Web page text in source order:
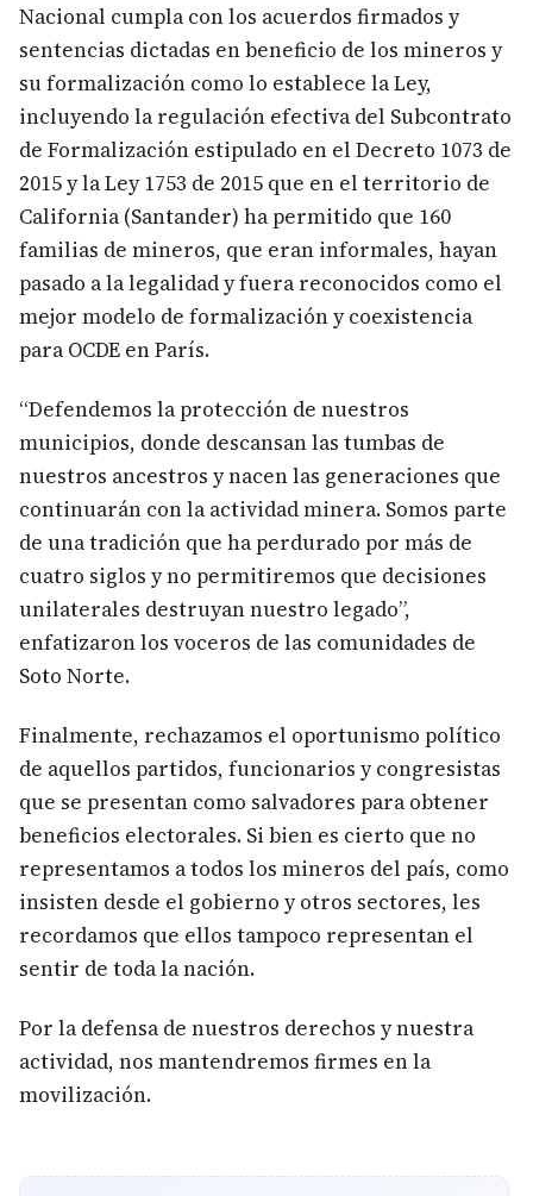
Nacional cumpla con los acuerdos firmados y
sentencias dictadas en beneficio de los mineros y
su formalización como lo establece la Ley,
incluyendo la regulación efectiva del Subcontrato
de Formalización estipulado en el Decreto 1073 de
2015 y la Ley 1753 de 2015 que en el territorio de
California (Santander) ha permitido que 160
familias de mineros, que eran informales, hayan
pasado a la legalidad y fuera reconocidos como el
mejor modelo de formalización y coexistencia
para OCDE en París.
“Defendemos la protección de nuestros
municipios, donde descansan las tumbas de
nuestros ancestros y nacen las generaciones que
continuarán con la actividad minera. Somos parte
de una tradición que ha perdurado por más de
cuatro siglos y no permitiremos que decisiones
unilaterales destruyan nuestro legado”,
enfatizaron los voceros de las comunidades de
Soto Norte.
Finalmente, rechazamos el oportunismo político
de aquellos partidos, funcionarios y congresistas
que se presentan como salvadores para obtener
beneficios electorales. Si bien es cierto que no
representamos a todos los mineros del país, como
insisten desde el gobierno y otros sectores, les
recordamos que ellos tampoco representan el
sentir de toda la nación.
Por la defensa de nuestros derechos y nuestra
actividad, nos mantendremos firmes en la
movilización.